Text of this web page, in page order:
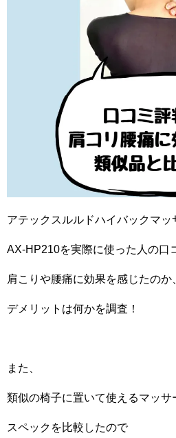
アテックスルルドハイバックマッ
AX-HP210を実際に使った人の口
肩こりや腰痛に効果を感じたのか
デメリットは何かを調査！
また、
類似の椅子に置いて使えるマッサ
スペックを比較したので